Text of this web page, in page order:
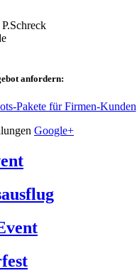
anfordern:
Pakete für Firmen-Kunden
Google+